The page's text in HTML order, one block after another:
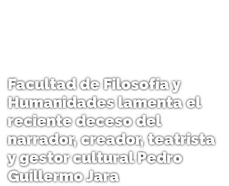
Facultad de Filosofía y
Humanidades lamenta el
reciente deceso del
narrador, creador, teatrista
y gestor cultural Pedro
Guillermo Jara